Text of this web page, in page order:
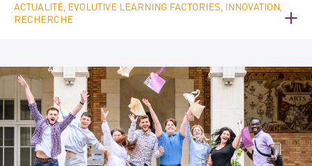
ACTUALITÉ, EVOLUTIVE LEARNING FACTORIES, INNOVATION,
RECHERCHE